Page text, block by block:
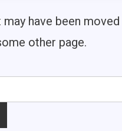
have been
other page.